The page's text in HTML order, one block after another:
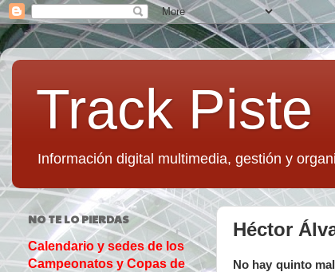
Track Piste
Información digital multimedia, gestión y
Héctor
No hay quinto
NO TE LO PIERDAS
Calendario y sedes de los
Campeonatos y Copas de